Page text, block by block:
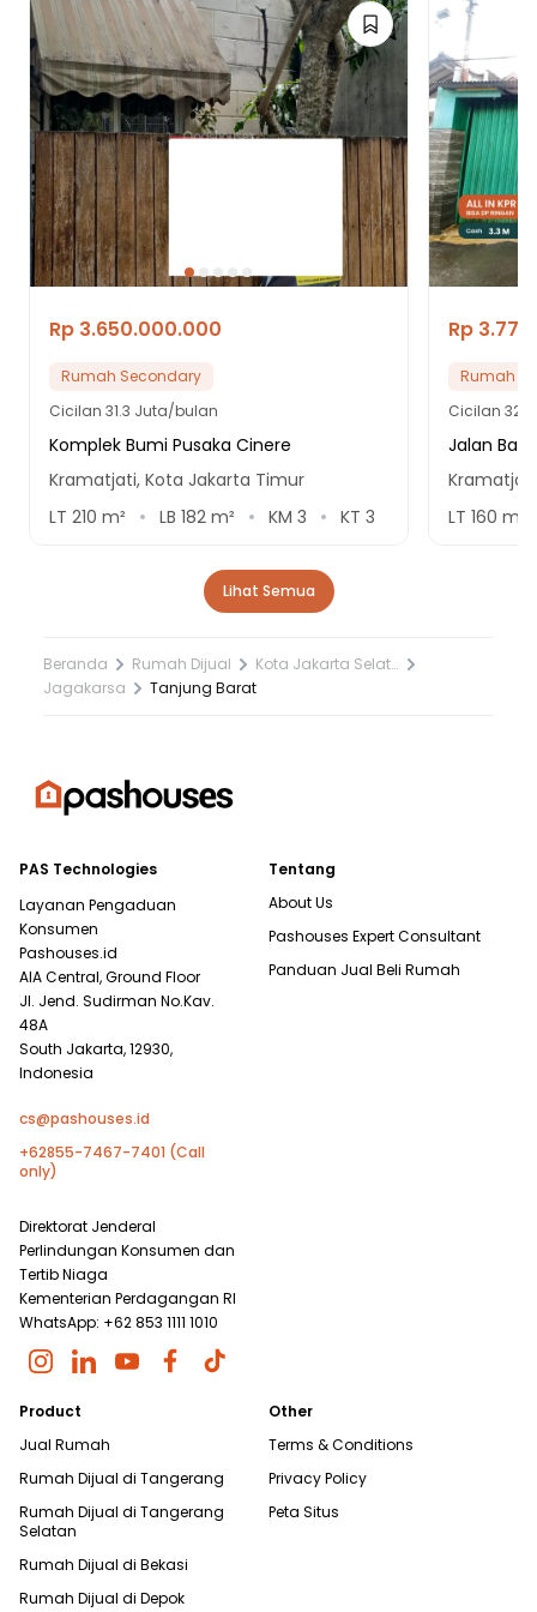
Rp 3.650.000.000
Rumah Secondary
Cicilan 31.3 Juta/bulan
Komplek Bumi Pusaka Cinere
Kramatjati, Kota Jakarta Timur
LT 210 m² LB 182 m² KM 3 KT 3
Rp
Rumah
Cicilan
Jalan
LT 160 m²
Lihat Semua
Beranda Rumah Dijual
Kota Jakarta Selatan
Jagakarsa
Tanjung Barat
PAS Technologies
Layanan Pengaduan
Konsumen
Pashouses.id
AIA Central, Ground Floor
Jl. Jend. Sudirman No.Kav.
48A
South Jakarta, 12930,
Indonesia
cs@pashouses.id
+62855-7467-7401 (Call
only)
Direktorat Jenderal
Perlindungan Konsumen dan
Tertib Niaga
Kementerian Perdagangan RI
WhatsApp: +62 853 1111 1010
Tentang
About Us
Pashouses Expert Consultant
Panduan Jual Beli Rumah
Product
Jual Rumah
Rumah Dijual di Tangerang
Rumah Dijual di Tangerang
Selatan
Rumah Dijual di Bekasi
Rumah Dijual di Depok
Other
Terms & Conditions
Privacy Policy
Peta Situs